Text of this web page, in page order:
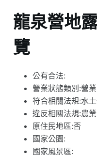
龍泉營地
覽
公有合法:
營業狀態類別:營
符合相關法規:水
違反相關法規:農
原住民地區:否
國家公園:
國家風景區: